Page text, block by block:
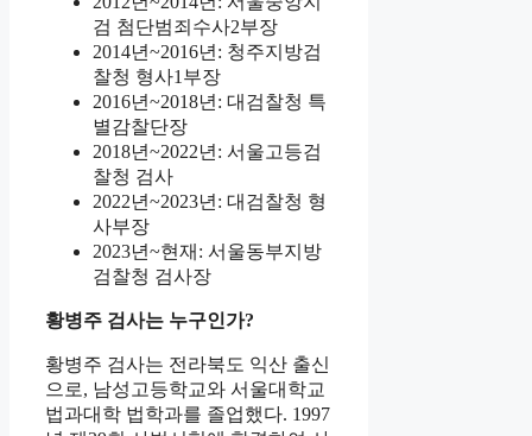
검 첨단범죄수사2부장
2014년~2016년: 청주지방검
찰청 형사1부장
2016년~2018년: 대검찰청 특
별감찰단장
2018년~2022년: 서울고등검
찰청 검사
2022년~2023년: 대검찰청 형
사부장
2023년~현재: 서울동부지방
검찰청 검사장
황병주 검사는 누구인가?
황병주 검사는 전라북도 익산 출신
으로, 남성고등학교와 서울대학교
법과대학 법학과를 졸업했다. 1997